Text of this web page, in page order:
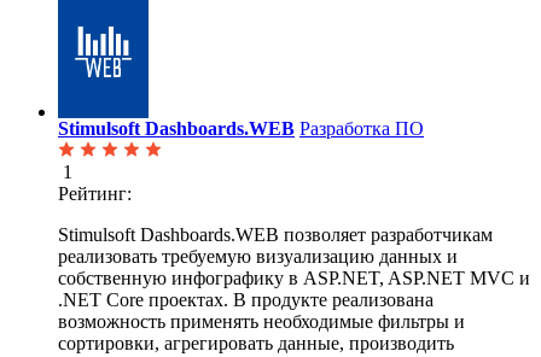
Stimulsoft Dashboards.WEB Разработка ПО
1
Рейтинг:
Stimulsoft Dashboards.WEB позволяет разработчикам
реализовать требуемую визуализацию данных и
собственную инфографику в ASP.NET, ASP.NET MVC и
.NET Core проектах. В продукте реализована
возможность применять необходимые фильтры и
сортировки, агрегировать данные, производить